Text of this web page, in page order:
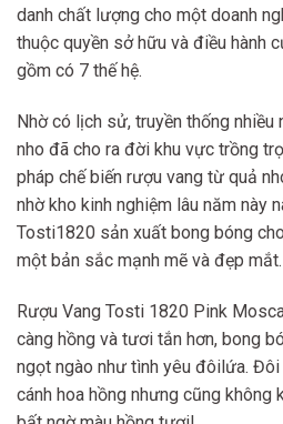
danh chất lượng cho một doanh
thuộc quyền sở hữu và điều hành
gồm có 7 thế hệ.
Nhờ có lịch sử, truyền thống
nho đã cho ra đời khu vực trồng
pháp chế biến rượu vang từ quả
nhờ kho kinh nghiệm lâu năm này
Tosti1820 sản xuất bong bóng
một bản sắc mạnh mẽ và đẹp mắt.
Rượu Vang Tosti 1820 Pink
càng hồng và tươi tắn hơn, bong
ngọt ngào như tình yêu đôilứa.
cánh hoa hồng nhưng cũng không